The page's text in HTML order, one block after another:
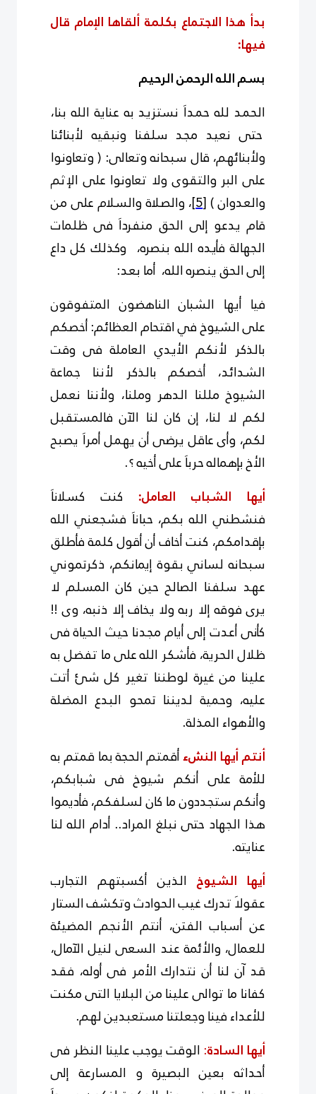
بدأ هذا الاجتماع بكلمة ألقاها الإمام قال
فيها:
بسم الله الرحمن الرحيم
الحمد لله حمداَ نستزيد به عناية الله بنا،
حتى نعيد مجد سلفنا ونبقيه لأبنائنا
ولأبنائهم، قال سبحانه وتعالى: ( وتعاونوا
على البر والتقوى ولا تعاونوا على الإثم
والعدوان ) [5] ، والصلاة والسلام على من
قام يدعو إلى الحق منفرداَ فى ظلمات
الجهالة فأيده الله بنصره، وكذلك كل داع
إلى الحق ينصره الله، أما بعد:
فيا أيها الشبان الناهضون المتفوقون
على الشيوخ في اقتحام العظائم: أخصكم
بالذكر لأنكم الأيدي العاملة فى وقت
الشدائد، أخصكم بالذكر لأننا جماعة
الشيوخ مللنا الدهر وملنا، ولأننا نعمل
لكم لا لنا، إن كان لنا الآن فالمستقبل
لكم، وأى عاقل يرضى أن يهمل أمراَ يصبح
الأخ بإهماله حرباَ على أخيه ؟.
أيها الشباب العامل:
كنت كسلاناَ
فنشطني الله بكم، حباناَ فشجعني الله
بإقدامكم، كنت أخاف أن أقول كلمة فأطلق
سبحانه لساني بقوة إيمانكم، ذكرتموني
عهد سلفنا الصالح حين كان المسلم لا
يرى فوقه إلا ربه ولا يخاف إلا ذنبه، وى !!
كأنى أعدت إلى أيام مجدنا حيث الحياة فى
ظلال الحرية، فأشكر الله على ما تفضل به
علينا من غيرة لوطننا تغير كل شئ أتت
عليه، وحمية لديننا تمحو البدع المضلة
والأهواء المذلة.
أنتم أيها النشءأقمتم الحجة بما قمتم به
للأمة على أنكم شيوخ فى شبابكم،
وأنكم ستجددون ما كان لسلفكم، فأديموا
هذا الجهاد حتى نبلغ المراد.. أدام الله لنا
عنايته.
أيها الشيوخ الذين أكسبتهم التجارب
عقولاَ تدرك غيب الحوادث وتكشف الستار
عن أسباب الفتن، أنتم الأنجم المضيئة
للعمال، والأئمة عند السعى لنيل الآمال،
قد آن لنا أن نتدارك الأمر فى أوله، فقد
كفانا ما توالى علينا من البلايا التى مكنت
للأعداء فينا وجعلتنا مستعبدين لهم.
أيها السادة: الوقت يوجب علينا النظر فى
أحداثه بعين البصيرة و المسارعة إلى